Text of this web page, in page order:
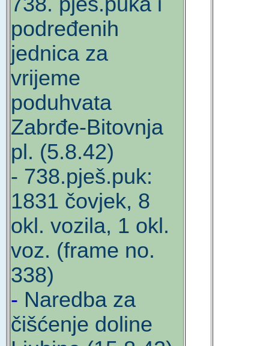
podređenih
jednica za
vrijeme
poduhvata
Zabrđe-Bitovnja
pl. (5.8.42)
- 738.pješ.puk:
1831 čovjek, 8
okl. vozila, 1 okl.
voz. (frame no.
338)
- Naredba za
čišćenje doline